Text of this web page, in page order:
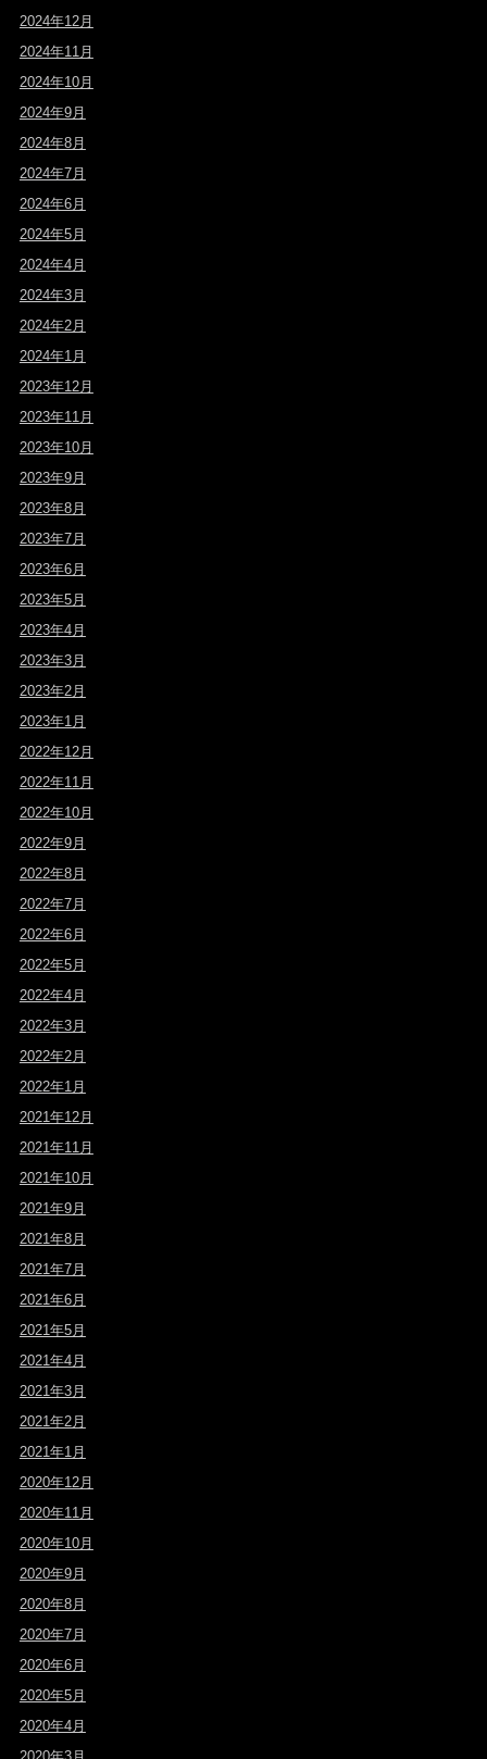
2024年12月
2024年11月
2024年10月
2024年9月
2024年8月
2024年7月
2024年6月
2024年5月
2024年4月
2024年3月
2024年2月
2024年1月
2023年12月
2023年11月
2023年10月
2023年9月
2023年8月
2023年7月
2023年6月
2023年5月
2023年4月
2023年3月
2023年2月
2023年1月
2022年12月
2022年11月
2022年10月
2022年9月
2022年8月
2022年7月
2022年6月
2022年5月
2022年4月
2022年3月
2022年2月
2022年1月
2021年12月
2021年11月
2021年10月
2021年9月
2021年8月
2021年7月
2021年6月
2021年5月
2021年4月
2021年3月
2021年2月
2021年1月
2020年12月
2020年11月
2020年10月
2020年9月
2020年8月
2020年7月
2020年6月
2020年5月
2020年4月
2020年3月